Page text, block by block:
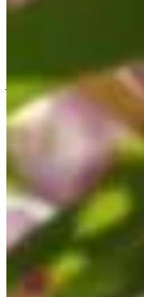
Jardinage/
Jardinage
Boostez votre